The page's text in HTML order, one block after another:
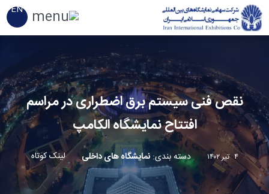
EN
نقص فنی سیستم برق اضطراری در مراسم
افتتاح نمایشگاه الکامپ
۴ تیر ۱۴۰۲ دسته بندی: نمایشگاه های داخلی لینک کوتاه